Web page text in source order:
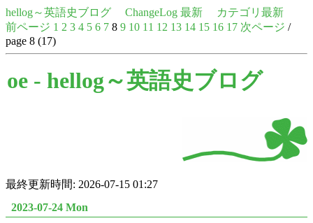
hellog～英語史ブログ ChangeLog 最新
カテゴリ最新
前ページ 1 2 3 4 5 6 7 8 9 10 11 12 13 14 15 16 17 次ページ /
page 8 (17)
oe - hellog～英語史ブログ
最終更新時間: 2026-07-15 01:27
2023-07-24 Mon